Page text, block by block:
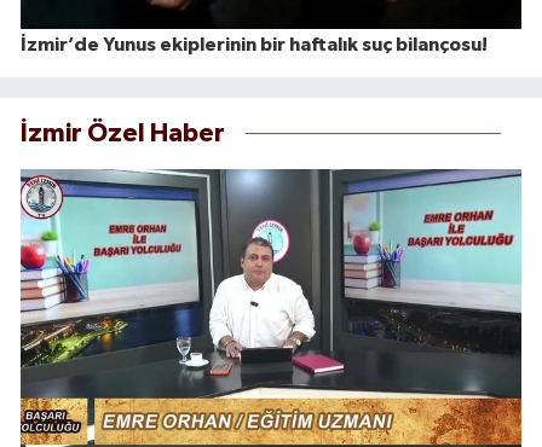
İzmir’de Yunus ekiplerinin bir haftalık suç bilançosu!
İzmir Özel Haber